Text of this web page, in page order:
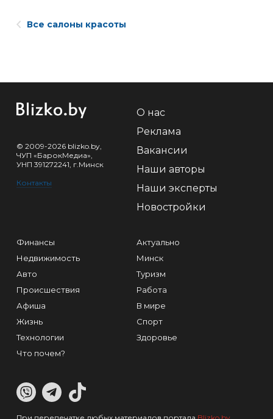
Все салоны красоты
© 2009-2026 blizko.by,
ЧУП «БарокМедиа»,
УНП 391272241, г.Минск
Контакты
О нас
Реклама
Вакансии
Наши авторы
Наши эксперты
Новостройки
Финансы
Недвижимость
Авто
Происшествия
Афиша
Жизнь
Технологии
Что почем?
Актуально
Минск
Туризм
Работа
В мире
Спорт
Здоровье